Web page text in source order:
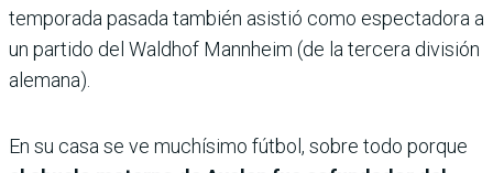
temporada pasada también asistió como espectadora a
un partido del Waldhof Mannheim (de la tercera división
alemana).
En su casa se ve muchísimo fútbol, sobre todo porque